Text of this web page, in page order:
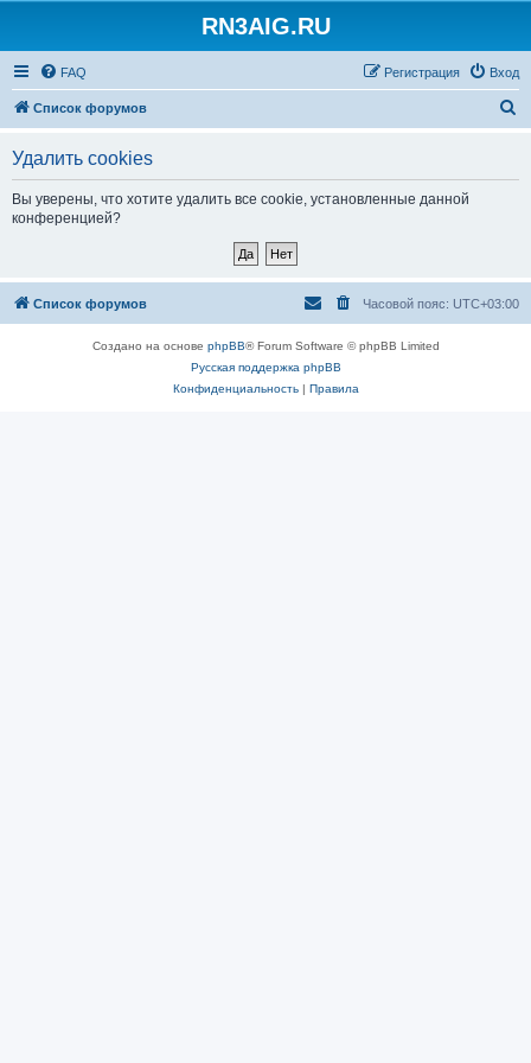
RN3AIG.RU
FAQ Вход
Регистрация
Список форумов
Удалить cookies
Вы уверены, что хотите удалить все cookie, установленные данной
конференцией?
Список форумов Часовой пояс: UTC+03:00
Создано на основе phpBB® Forum Software © phpBB Limited
Русская поддержка phpBB
Конфиденциальность| Правила